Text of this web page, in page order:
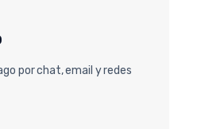
por chat, email y redes